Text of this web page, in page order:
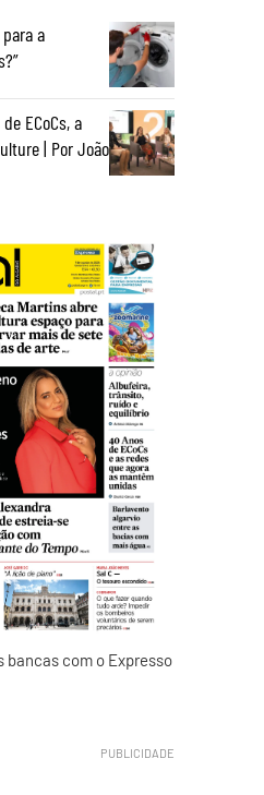
a
ECoCs, a
| Por João
bancas com o Expresso